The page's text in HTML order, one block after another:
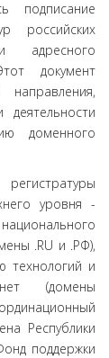
подписание
российских
адресного
документ
направления,
доменного
уровня -
.RU и .РФ),
технологий и
(домены
Республики
поддержки